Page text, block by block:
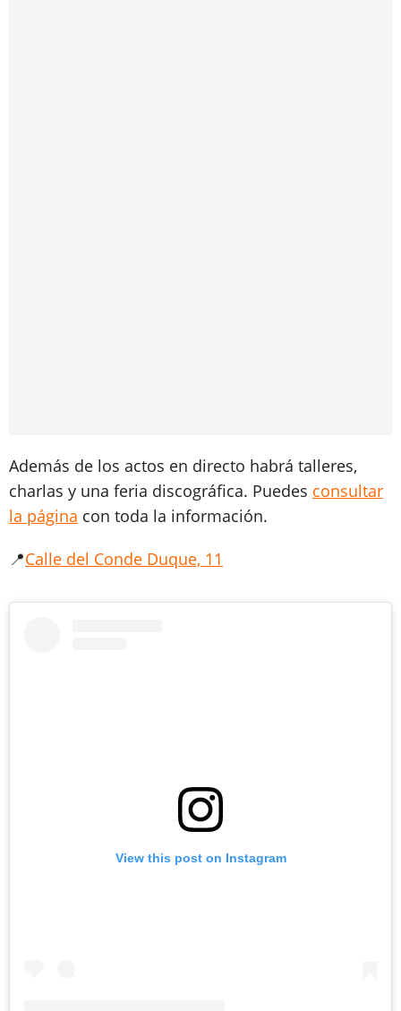
Además de los actos en directo habrá talleres,
charlas y una feria discográfica. Puedes consultar
la página con toda la información.
📍Calle del Conde Duque, 11
View this post on Instagram